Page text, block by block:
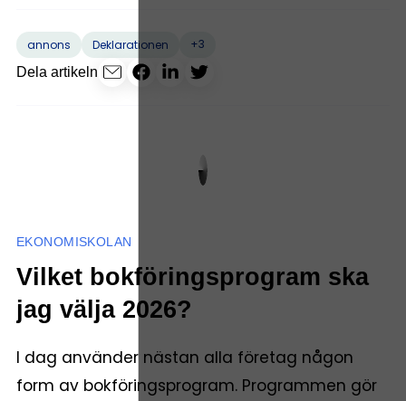
annons Deklarationen
+3
Dela artikeln
EKONOMISKOLAN
Vilket bokföringsprogram ska
jag välja 2026?
I dag använder nästan alla företag någon
form av bokföringsprogram. Programmen gör